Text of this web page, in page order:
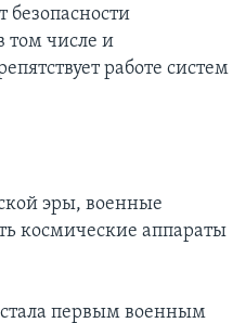
безопасности
том числе и
работе систем
эры, военные
космические аппараты
первым военным